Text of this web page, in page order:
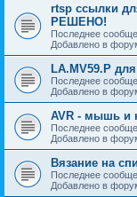
rtsp ссылки
РЕШЕНО!
Последнее
Добавлено в
LA.MV59.P
Последнее
Добавлено в
AVR - мышь и
Последнее
Добавлено в
Вязание на
Последнее
Добавлено в